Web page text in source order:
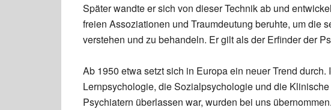
Später wandte er sich von dieser Technik ab und
freien Assoziationen und Traumdeutung beruhte, um die
verstehen und zu behandeln. Er gilt als der Erfinder der
Ab 1950 etwa setzt sich in Europa ein neuer Trend
Lernpsychologie, die Sozialpsychologie und die
Psychiatern überlassen war, wurden bei uns